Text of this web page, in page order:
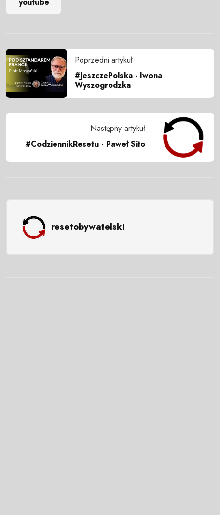
youtube
Poprzedni artykuł
#JeszczePolska - Iwona
Wyszogrodzka
Następny artykuł
#CodziennikResetu - Paweł Sito
resetobywatelski